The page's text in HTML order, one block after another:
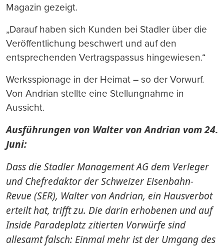
Magazin gezeigt.
„Darauf haben sich Kunden bei Stadler über die
Veröffentlichung beschwert und auf den
entsprechenden Vertragspassus hingewiesen.“
Werksspionage in der Heimat – so der Vorwurf.
Von Andrian stellte eine Stellungnahme in
Aussicht.
Ausführungen von Walter von Andrian vom 24.
Juni:
Dass die Stadler Management AG dem Verleger
und Chefredaktor der Schweizer Eisenbahn-
Revue (SER), Walter von Andrian, ein Hausverbot
erteilt hat, trifft zu. Die darin erhobenen und auf
Inside Paradeplatz zitierten Vorwürfe sind
allesamt falsch: Einmal mehr ist der Umgang des